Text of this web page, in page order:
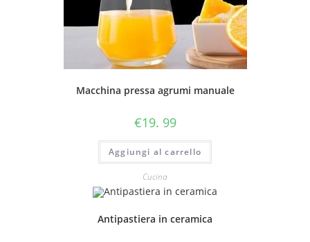
Macchina pressa agrumi manuale
€19. 99
Aggiungi al carrello
Cucina
Antipastiera in ceramica